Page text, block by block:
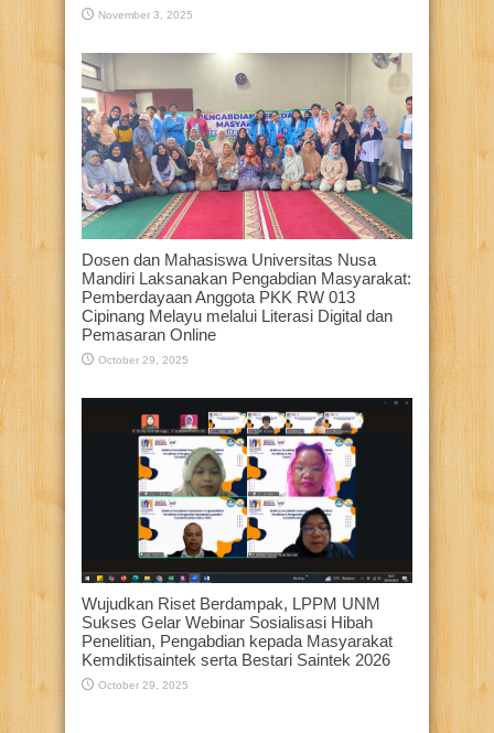
November 3, 2025
Dosen dan Mahasiswa Universitas Nusa
Mandiri Laksanakan Pengabdian Masyarakat:
Pemberdayaan Anggota PKK RW 013
Cipinang Melayu melalui Literasi Digital dan
Pemasaran Online
October 29, 2025
Wujudkan Riset Berdampak, LPPM UNM
Sukses Gelar Webinar Sosialisasi Hibah
Penelitian, Pengabdian kepada Masyarakat
Kemdiktisaintek serta Bestari Saintek 2026
October 29, 2025